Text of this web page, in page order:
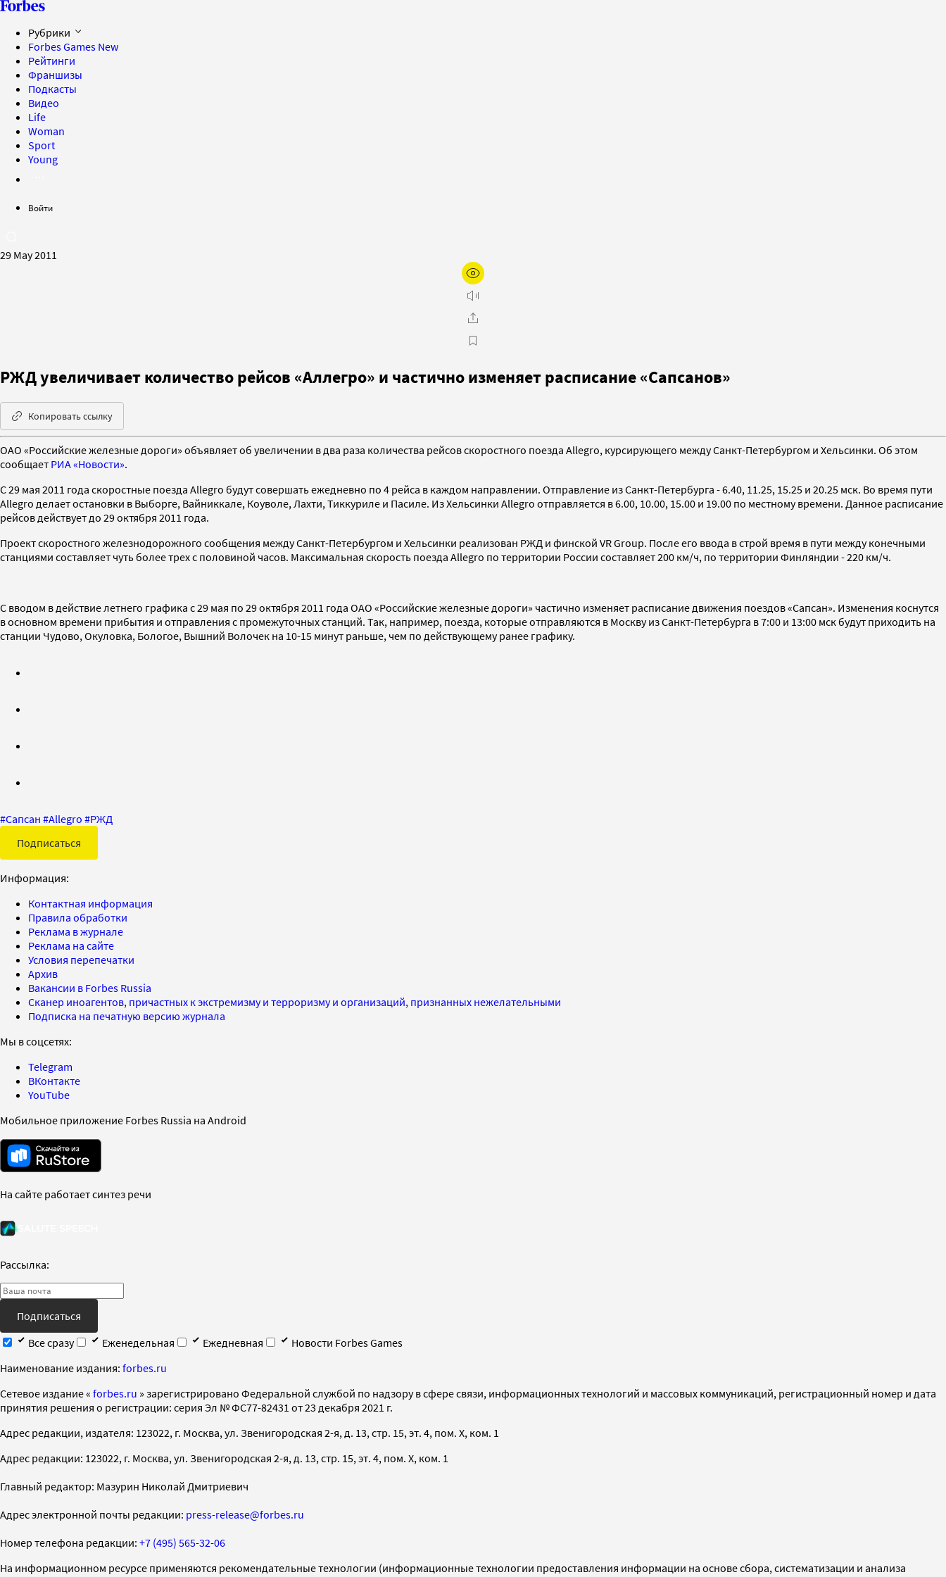
Рубрики
Forbes Games New
Рейтинги
Франшизы
Подкасты
Видео
Life
Woman
Sport
Young
Войти
29 May 2011
РЖД увеличивает количество рейсов «Аллегро» и частично изменяет расписание «Сапсанов»
Копировать ссылку
ОАО «Российские железные дороги» объявляет об увеличении в два раза количества рейсов скоростного поезда Allegro, курсирующего между Санкт-Петербургом и Хельсинки. Об этом
сообщает РИА «Новости».
С 29 мая 2011 года скоростные поезда Allegro будут совершать ежедневно по 4 рейса в каждом направлении. Отправление из Санкт-Петербурга - 6.40, 11.25, 15.25 и 20.25 мск. Во время пути
Allegro делает остановки в Выборге, Вайниккале, Коуволе, Лахти, Тиккуриле и Пасиле. Из Хельсинки Allegro отправляется в 6.00, 10.00, 15.00 и 19.00 по местному времени. Данное расписание
рейсов действует до 29 октября 2011 года.
Проект скоростного железнодорожного сообщения между Санкт-Петербургом и Хельсинки реализован РЖД и финской VR Group. После его ввода в строй время в пути между конечными
станциями составляет чуть более трех с половиной часов. Максимальная скорость поезда Allegro по территории России составляет 200 км/ч, по территории Финляндии - 220 км/ч.
С вводом в действие летнего графика с 29 мая по 29 октября 2011 года ОАО «Российские железные дороги» частично изменяет расписание движения поездов «Сапсан». Изменения коснутся
в основном времени прибытия и отправления с промежуточных станций. Так, например, поезда, которые отправляются в Москву из Санкт-Петербурга в 7:00 и 13:00 мск будут приходить на
станции Чудово, Окуловка, Бологое, Вышний Волочек на 10-15 минут раньше, чем по действующему ранее графику.
#Сапсан #Allegro #РЖД
Подписаться
Информация:
Контактная информация
Правила обработки
Реклама в журнале
Реклама на сайте
Условия перепечатки
Архив
Вакансии в Forbes Russia
Сканер иноагентов, причастных к экстремизму и терроризму и организаций, признанных нежелательными
Подписка на печатную версию журнала
Мы в соцсетях:
Telegram
ВКонтакте
YouTube
Мобильное приложение Forbes Russia на Android
На сайте работает синтез речи
Рассылка:
Подписаться
Все сразу
Еженедельная Ежедневная
Новости Forbes Games
Наименование издания: forbes.ru
Cетевое издание « forbes.ru » зарегистрировано Федеральной службой по надзору в сфере связи, информационных технологий и массовых коммуникаций, регистрационный номер и дата
принятия решения о регистрации: серия Эл № ФС77-82431 от 23 декабря 2021 г.
Адрес редакции, издателя: 123022, г. Москва, ул. Звенигородская 2-я, д. 13, стр. 15, эт. 4, пом. X, ком. 1
Адрес редакции: 123022, г. Москва, ул. Звенигородская 2-я, д. 13, стр. 15, эт. 4, пом. X, ком. 1
Главный редактор: Мазурин Николай Дмитриевич
Адрес электронной почты редакции: press-release@forbes.ru
Номер телефона редакции: +7 (495) 565-32-06
На информационном ресурсе применяются рекомендательные технологии (информационные технологии предоставления информации на основе сбора, систематизации и анализа